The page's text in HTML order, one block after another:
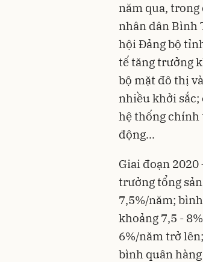
năm qua,
nhân dân Bình
hội Đảng bộ
tế tăng trưởng
bộ mặt đô thị
nhiều khởi sắc;
hệ thống chính
động...
Giai đoạn
trưởng tổng
7,5%/năm;
khoảng 7,5 -
6%/năm trở
bình quân